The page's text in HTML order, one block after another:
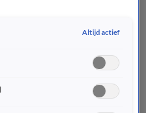
Altijd actief